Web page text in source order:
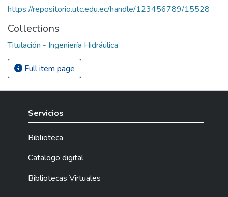
https://repositorio.utc.edu.ec/handle/123456789/15528
Collections
Titulación - Ingeniería Hidráulica
Full item page
Servicios
Biblioteca
Catalogo digital
Bibliotecas Virtuales